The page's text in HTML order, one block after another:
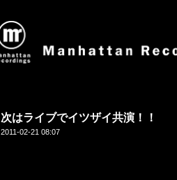
次はライブでイツザイ共演！！
2011-02-21 08:07